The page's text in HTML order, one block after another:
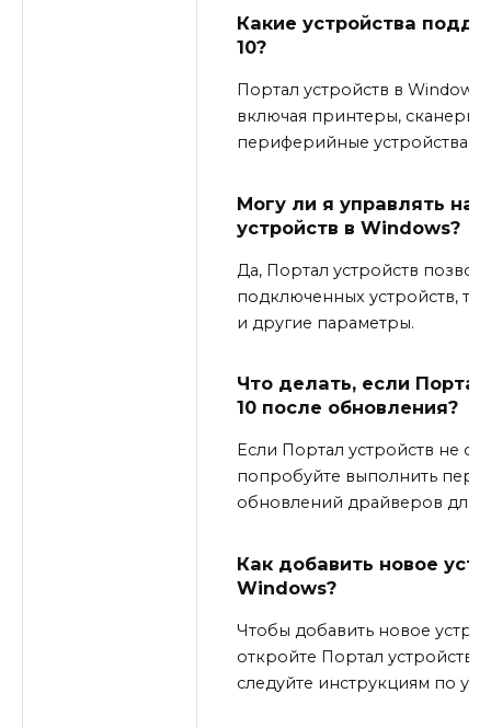
Какие устройства
10?
Портал устройств в
включая принтеры,
периферийные устройства.
Могу ли я управлять
устройств в Windows?
Да, Портал устройств
подключенных устройств,
и другие параметры.
Что делать, если
10 после обновления?
Если Портал устройств не
попробуйте выполнить
обновлений драйверов для
Как добавить новое
Windows?
Чтобы добавить новое
откройте Портал устройств,
следуйте инструкциям по